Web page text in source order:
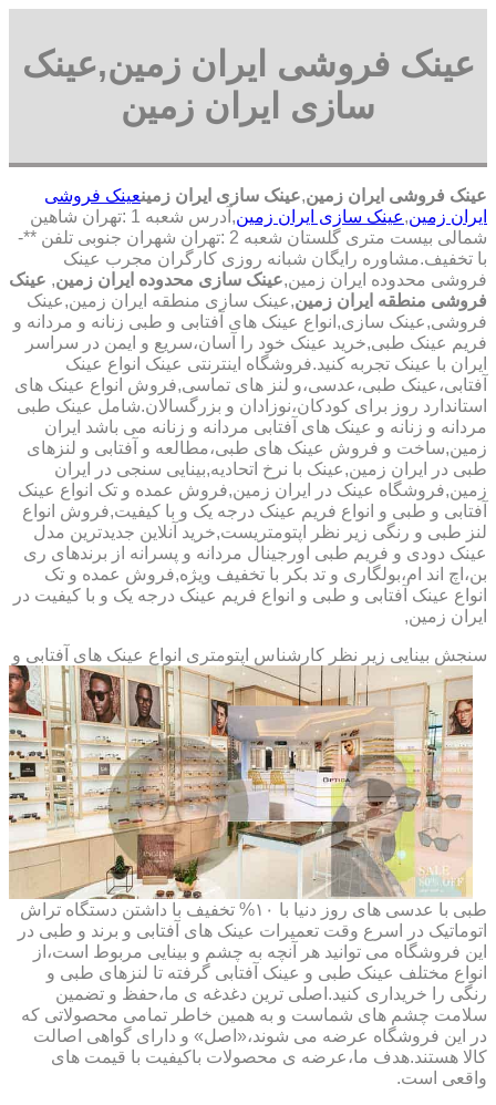
عینک فروشی ایران زمین,عینک
سازی ایران زمین
عینک فروشی ایران زمین,عینک سازی ایران زمینعینک فروشی
ایران زمین,عینک سازی ایران زمین
,آدرس شعبه 1 :تهران شاهین
شمالی بیست متری گلستان شعبه 2 :تهران شهران جنوبی تلفن **-
با تخفیف.مشاوره رایگان شبانه روزی کارگران مجرب عینک
فروشی محدوده ایران زمین,عینک سازی محدوده ایران زمین, عینک
فروشی منطقه ایران زمین,عینک سازی منطقه ایران زمین,عینک
فروشی,عینک سازی,انواع عینک های آفتابی و طبی زنانه و مردانه و
فریم عینک طبی,خرید عینک خود را آسان،سریع و ایمن در سراسر
ایران با عینک تجربه کنید.فروشگاه اینترنتی عینک انواع عینک
آفتابی،عینک طبی،عدسی،و لنز های تماسی,فروش انواع عینک های
استاندارد روز برای کودکان،نوزادان و بزرگسالان.شامل عینک طبی
مردانه و زنانه و عینک های آفتابی مردانه و زنانه می باشد ایران
زمین,ساخت و فروش عینک های طبی،مطالعه و آفتابی و لنزهای
طبی در ایران زمین,عینک با نرخ اتحادیه,بینایی سنجی در ایران
زمین,فروشگاه عینک در ایران زمین,فروش عمده و تک انواع عینک
آفتابی و طبی و انواع فریم عینک درجه یک و با کیفیت,فروش انواع
لنز طبی و رنگی زیر نظر اپتومتریست,خرید آنلاین جدیدترین مدل
عینک دودی و فریم طبی اورجینال مردانه و پسرانه از برندهای ری
بن،اچ اند ام،بولگاری و تد بکر با تخفیف ویژه,فروش عمده و تک
انواع عینک آفتابی و طبی و انواع فریم عینک درجه یک و با کیفیت در
ایران زمین,
سنجش بینایی زیر نظر کارشناس اپتومتری انواع عینک های آفتابی و
طبی با عدسی های روز دنیا با ۱۰% تخفیف با داشتن دستگاه تراش
اتوماتیک در اسرع وقت تعمیرات عینک های آفتابی و برند و طبی در
این فروشگاه می توانید هر آنچه به چشم و بینایی مربوط است،از
انواع مختلف عینک طبی و عینک آفتابی گرفته تا لنزهای طبی و
رنگی را خریداری کنید.اصلی ترین دغدغه ی ما،حفظ و تضمین
سلامت چشم های شماست و به همین خاطر تمامی محصولاتی که
در این فروشگاه عرضه می شوند،«اصل» و دارای گواهی اصالت
کالا هستند.هدف ما،عرضه ی محصولات باکیفیت با قیمت های
واقعی است.